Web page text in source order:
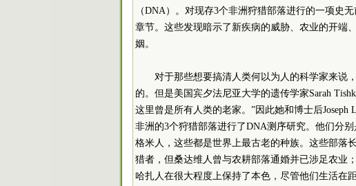
（DNA）。对现存3个非洲狩猎部落进行的一项史
章节。这些发现暗示了新疾病的威胁、农业的开端
姻。
对于那些想要搞清人类何以为人的科学家来说
的。但是美国宾夕法尼亚大学的遗传学家Sarah
这里曾是所有人类的老家。”因此她和博士后Joseph
非洲的3个狩猎部落进行了DNA测序研究。他们分
格米人，这些都是世界上最古老的种族。这些部落
猎者，但桑达维人曾与农耕部落通婚并已涉足农业
哈扎人在很大程度上保持了本色，尽管他们生活在